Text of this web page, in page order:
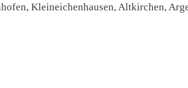
Kleineichenhausen, Altkirchen,